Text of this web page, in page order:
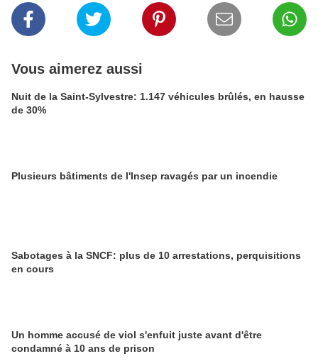
Vous aimerez aussi
Nuit de la Saint-Sylvestre: 1.147 véhicules brûlés, en hausse
de 30%
Plusieurs bâtiments de l'Insep ravagés par un incendie
Sabotages à la SNCF: plus de 10 arrestations, perquisitions
en cours
Un homme accusé de viol s'enfuit juste avant d'être
condamné à 10 ans de prison